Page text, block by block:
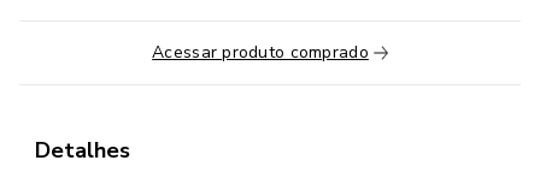
Acessar produto comprado
Detalhes